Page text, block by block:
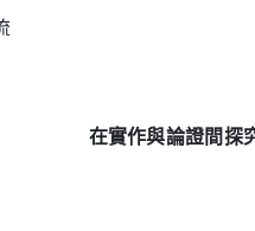
在實作與論證間探